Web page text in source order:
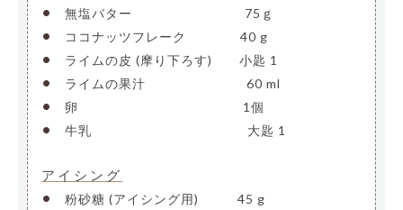
• 無塩バター 75ｇ
• ココナッツフレーク 40 g
• ライムの皮 (摩り下ろす) 小匙 1
• ライムの果汁 60 ml
• 卵 1個
• 牛乳 大匙 1
アイシング
• 粉砂糖 (アイシング用) 45 g